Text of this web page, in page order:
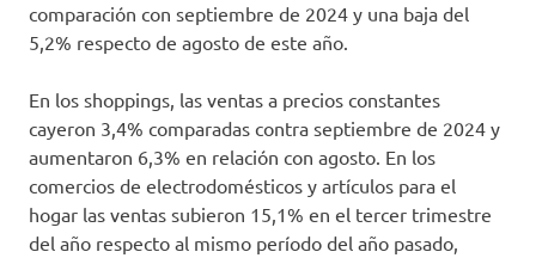
comparación con septiembre de 2024 y una baja del
5,2% respecto de agosto de este año.
En los shoppings, las ventas a precios constantes
cayeron 3,4% comparadas contra septiembre de 2024 y
aumentaron 6,3% en relación con agosto. En los
comercios de electrodomésticos y artículos para el
hogar las ventas subieron 15,1% en el tercer trimestre
del año respecto al mismo período del año pasado,